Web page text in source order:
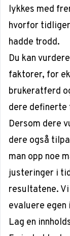
lykkes med
hvorfor
hadde trodd.
Du kan
faktorer, for
brukeratferd
dere
Dersom dere
dere også
man opp noe
justeringer i
resultatene.
evaluere
Lag en